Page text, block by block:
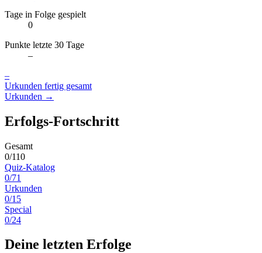
Tage in Folge gespielt
0
Punkte letzte 30 Tage
–
–
Urkunden fertig gesamt
Urkunden →
Erfolgs-Fortschritt
Gesamt
0/110
Quiz-Katalog
0/71
Urkunden
0/15
Special
0/24
Deine letzten Erfolge